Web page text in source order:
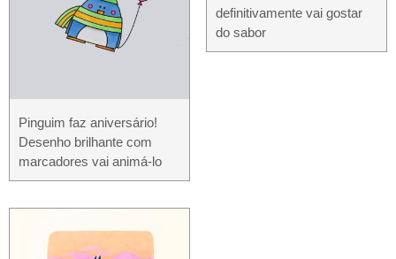
Pinguim faz aniversário!
Desenho brilhante com
marcadores vai animá-lo
definitivamente vai gostar
do sabor